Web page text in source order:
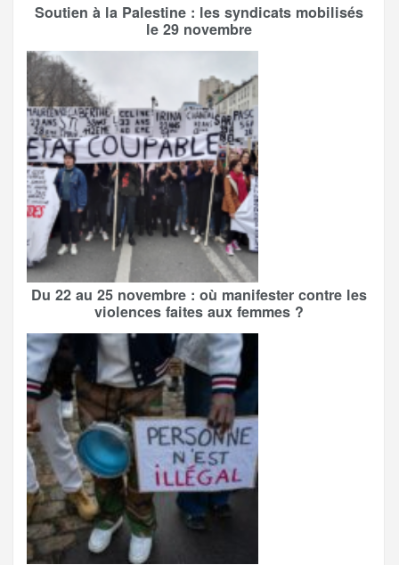
Soutien à la Palestine : les syndicats mobilisés
le 29 novembre
Du 22 au 25 novembre : où manifester contre les
violences faites aux femmes ?